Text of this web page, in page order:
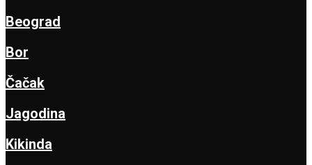
Beograd
Bor
Čačak
Jagodina
Kikinda